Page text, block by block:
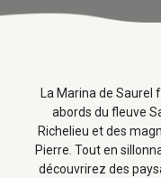
La Marina de
abords du fleuve
Richelieu et des
Pierre. Tout en
découvrirez des